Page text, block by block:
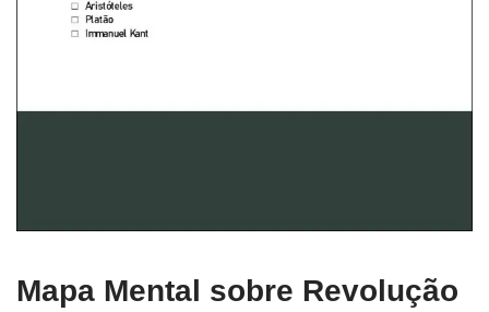
Mapa Mental sobre Revolução